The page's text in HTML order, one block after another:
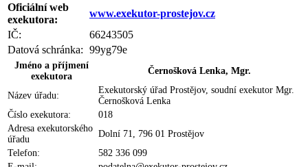
Oficiální web
exekutora:
www.exekutor-prostejov.cz
IČ:
66243505
Datová schránka: 99yg79e
Jméno a příjmení
exekutora
Černošková Lenka, Mgr.
Název úřadu:
Exekutorský úřad Prostějov, soudní exekutor Mgr.
Černošková Lenka
Číslo exekutora:
018
Adresa exekutorského
úřadu
Dolní 71, 796 01 Prostějov
Telefon:
582 336 099